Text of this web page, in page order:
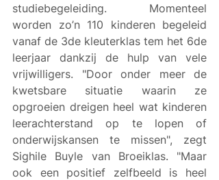
studiebegeleiding. Momenteel
worden zo’n 110 kinderen begeleid
vanaf de 3de kleuterklas tem het 6de
leerjaar dankzij de hulp van vele
vrijwilligers. "Door onder meer de
kwetsbare situatie waarin ze
opgroeien dreigen heel wat kinderen
leerachterstand op te lopen of
onderwijskansen te missen", zegt
Sighile Buyle van Broeiklas. "Maar
ook een positief zelfbeeld is heel